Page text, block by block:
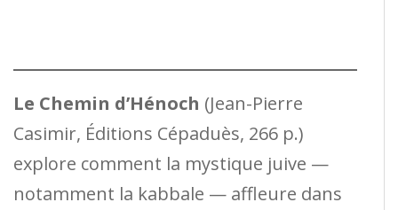
Le Chemin d’Hénoch (Jean-Pierre
Casimir, Éditions Cépaduès, 266 p.)
explore comment la mystique juive —
notamment la kabbale — affleure dans